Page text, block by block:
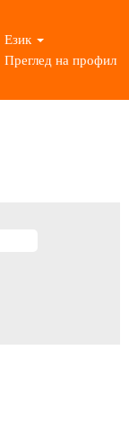
Език
Преглед на профил